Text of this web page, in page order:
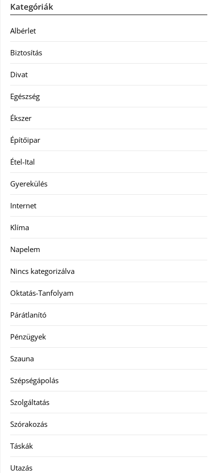
Kategóriák
Albérlet
Biztosítás
Divat
Egészség
Ékszer
Építőipar
Étel-Ital
Gyerekülés
Internet
Klíma
Napelem
Nincs kategorizálva
Oktatás-Tanfolyam
Párátlanító
Pénzügyek
Szauna
Szépségápolás
Szolgáltatás
Szórakozás
Táskák
Utazás